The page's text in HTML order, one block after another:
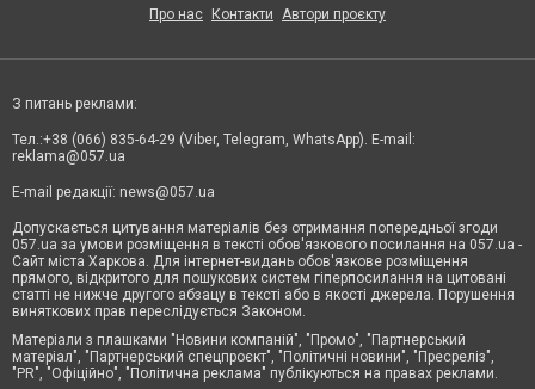
Про нас Контакти Автори проєкту
З питань реклами:
Тел.:+38 (066) 835-64-29 (Viber, Telegram, WhatsApp). E-mail:
reklama@057.ua
E-mail редакції: news@057.ua
Допускається цитування матеріалів без отримання попередньої згоди
057.ua за умови розміщення в тексті обов'язкового посилання на 057.ua -
Сайт міста Харкова. Для інтернет-видань обов'язкове розміщення
прямого, відкритого для пошукових систем гіперпосилання на цитовані
статті не нижче другого абзацу в тексті або в якості джерела. Порушення
виняткових прав переслідується Законом.
Матеріали з плашками "Новини компаній", "Промо", "Партнерський
матеріал", "Партнерський спецпроєкт", "Політичні новини", "Пресреліз",
"PR", "Офіційно", "Політична реклама" публікуються на правах реклами.